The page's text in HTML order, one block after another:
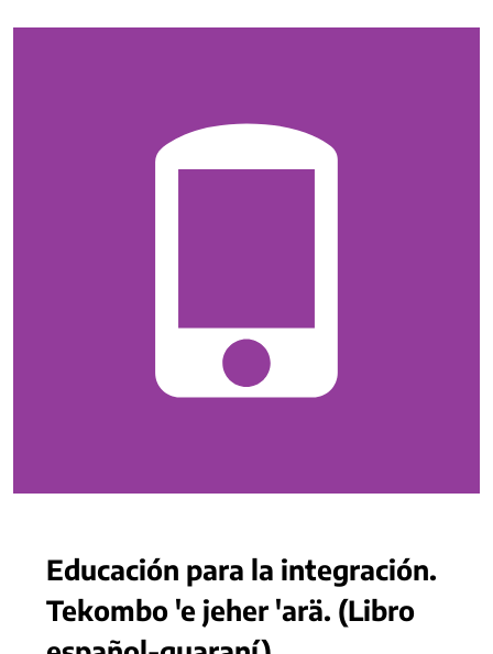
Educación para la integración.
Tekombo 'e jeher 'arä. (Libro